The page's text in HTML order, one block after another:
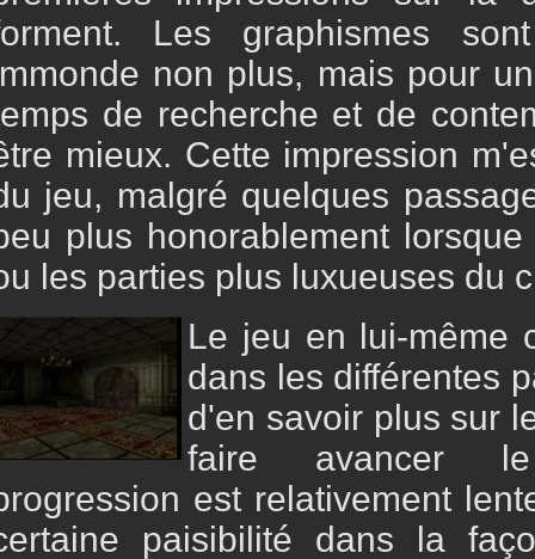
Les graphismes
non plus, mais pour
de recherche et de
mieux. Cette impression
jeu, malgré quelques
plus honorablement
les parties plus luxueuses du
Le jeu en lui-même
dans les différentes
d'en savoir plus sur
faire avancer
est relativement
paisibilité dans la